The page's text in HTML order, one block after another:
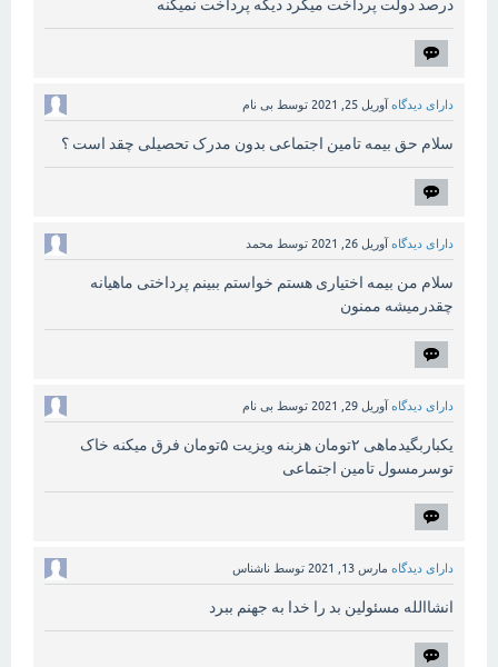
درصد دولت پرداخت میکرد دیگه پرداخت نمیکنه
دارای دیدگاه آوریل 25, 2021 توسط بی نام
سلام حق بیمه تامین اجتماعی بدون مدرک تحصیلی چقد است ؟
دارای دیدگاه آوریل 26, 2021 توسط محمد
سلام من بیمه اختیاری هستم خواستم ببینم پرداختی ماهیانه
چقدرمیشه ممنون
دارای دیدگاه آوریل 29, 2021 توسط بی نام
یکباربگیدماهی ۲تومان هزبنه ویزیت ۵تومان فرق میکنه خاک
توسرمسول تامین اجتماعی
دارای دیدگاه مارس 13, 2021 توسط ناشناس
انشاالله مسئولین بد را خدا به جهنم ببرد